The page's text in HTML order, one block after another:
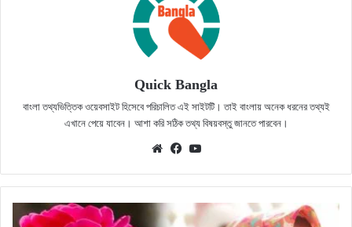
Quick Bangla
বাংলা তথ্যভিত্তিক ওয়েবসাইট হিসেবে পরিচালিত এই সাইটটি। তাই বাংলায় অনেক ধরনের তথ্যই
এখানে পেয়ে যাবেন। আশা করি সঠিক তথ্য বিষয়বস্তু জানতে পারবেন।
WebsiteFacebook